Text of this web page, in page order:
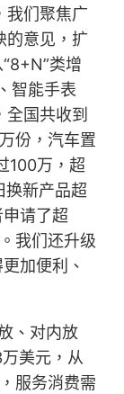
我们聚焦广
的意见，扩
类增
智能手表
全国共收到
份，汽车置
100万，超
换新产品超
请了超
我们还升级
加便利、
、对内放
美元，从
服务消费需